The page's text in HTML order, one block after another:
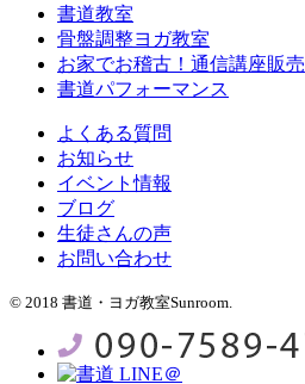
書道教室
骨盤調整ヨガ教室
お家でお稽古！通信講座販売
書道パフォーマンス
よくある質問
お知らせ
イベント情報
ブログ
生徒さんの声
お問い合わせ
© 2018 書道・ヨガ教室Sunroom.